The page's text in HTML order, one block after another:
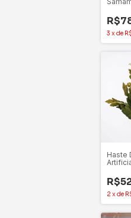
3 xde
Haste
2 xde